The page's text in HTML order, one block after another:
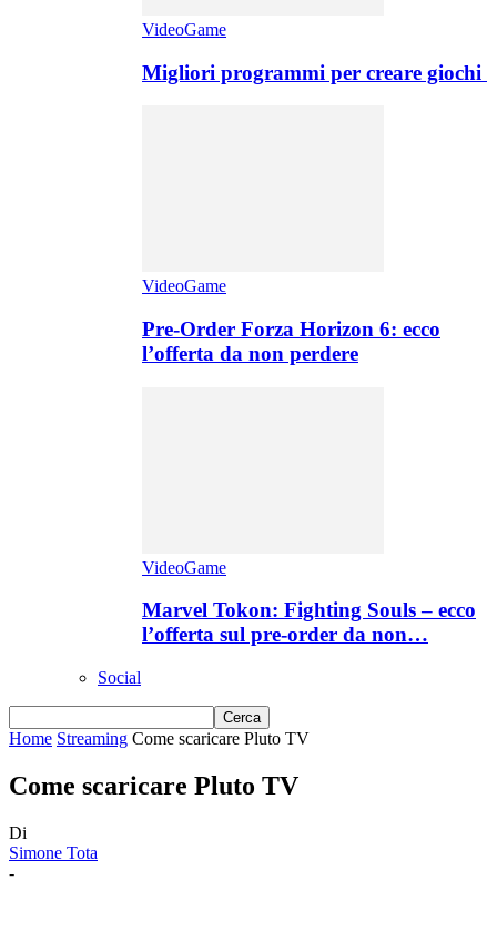
VideoGame
Migliori programmi per creare giochi
VideoGame
Pre-Order Forza Horizon 6: ecco
l’offerta da non perdere
VideoGame
Marvel Tokon: Fighting Souls – ecco
l’offerta sul pre-order da non…
Social
Home Streaming Come scaricare Pluto TV
Come scaricare Pluto TV
Di
Simone Tota
-